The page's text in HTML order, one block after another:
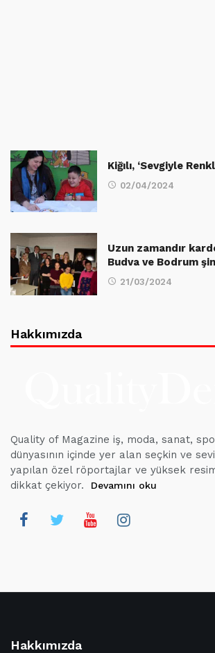
Kiğılı, ‘Sevgiyle
02/04/2024
Uzun zamandır
Budva ve Bodrum
21/03/2024
Hakkımızda
Quality of Magazine iş, moda, sanat,
dünyasının içinde yer alan seçkin ve
yapılan özel röportajlar ve yüksek
dikkat çekiyor.
Devamını oku
Hakkımızda